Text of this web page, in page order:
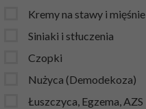
Kremy na stawy i mięśnie
Siniaki i stłuczenia
Czopki
Nużyca (Demodekoza)
Łuszczyca, Egzema, AZS